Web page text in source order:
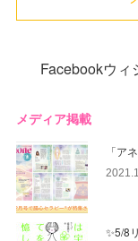
Facebookウィ
メディア掲載
「ア
✨5/8